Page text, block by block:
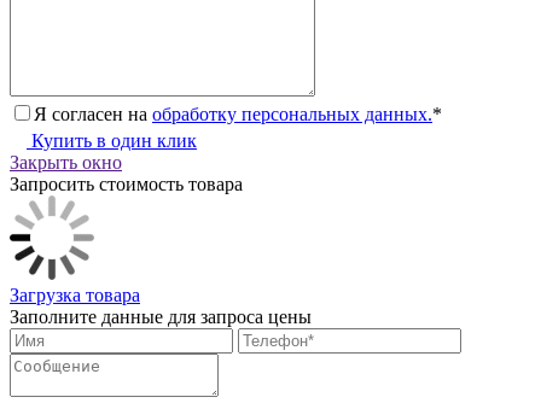
Я согласен на обработку персональных данных.*
Купить в один клик
Закрыть окно
Запросить стоимость товара
Загрузка товара
Заполните данные для запроса цены